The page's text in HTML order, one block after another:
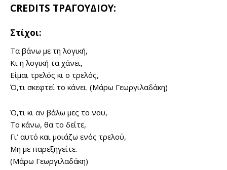
CREDITS ΤΡΑΓΟΥΔΙΟΥ:
Στίχοι:
Τα βάνω με τη λογική,
Κι η λογική τα χάνει,
Είμαι τρελός κι o τρελός,
Ό,τι σκεφτεί το κάνει. (Μάρω Γεωργιλαδάκη)
Ό,τι κι αν βάλω μες το νου,
Το κάνω, θα το δείτε,
Γι’ αυτό και μοιάζω ενός τρελού,
Μη με παρεξηγείτε.
(Μάρω Γεωργιλαδάκη)